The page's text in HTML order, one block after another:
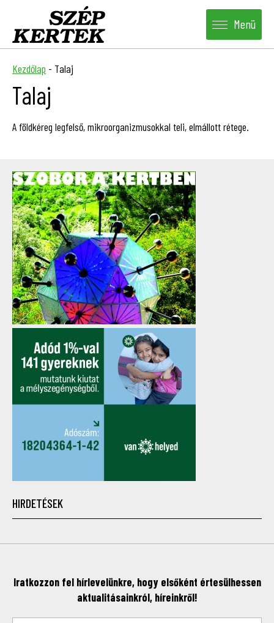
Menü
Kezdőlap - Talaj
Talaj
A földkéreg legfelső, mikroorganizmusokkal teli, elmállott rétege.
HIRDETÉSEK
Iratkozzon fel hírlevelünkre, hogy elsőként értesülhessen
aktualitásainkról, híreinkről!